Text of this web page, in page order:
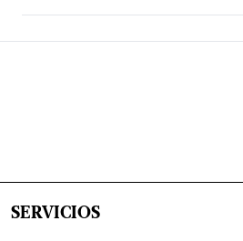
SERVICIOS